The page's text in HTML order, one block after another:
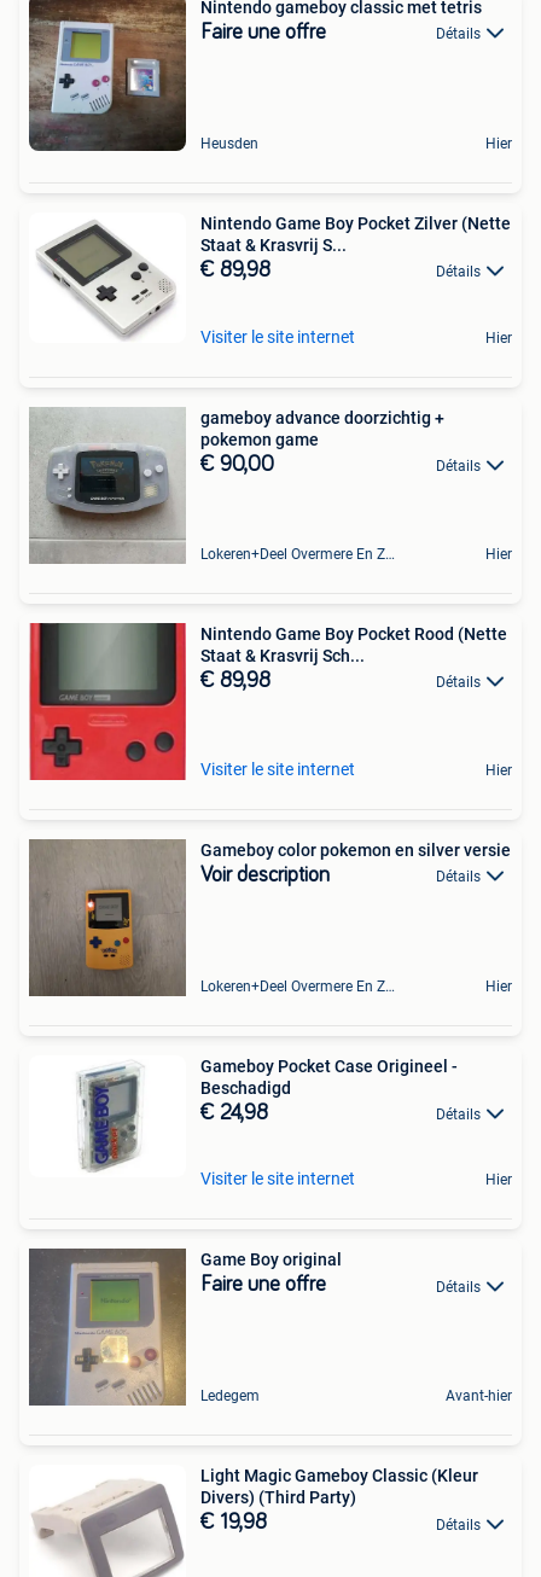
Nintendo gameboy classic met tetris
Faire une offre Détails
Heusden Hier
Nintendo Game Boy Pocket Zilver (Nette
Staat & Krasvrij S...
€ 89,98 Détails
Visiter le site internet Hier
gameboy advance doorzichtig +
pokemon game
€ 90,00 Détails
Lokeren+Deel Overmere En Zele Hier
Nintendo Game Boy Pocket Rood (Nette
Staat & Krasvrij Sch...
€ 89,98 Détails
Visiter le site internet Hier
Gameboy color pokemon en silver versie
Voir description Détails
Lokeren+Deel Overmere En Zele Hier
Gameboy Pocket Case Origineel -
Beschadigd
€ 24,98 Détails
Visiter le site internet Hier
Game Boy original
Faire une offre Détails
Ledegem Avant-hier
Light Magic Gameboy Classic (Kleur
Divers) (Third Party)
€ 19,98 Détails